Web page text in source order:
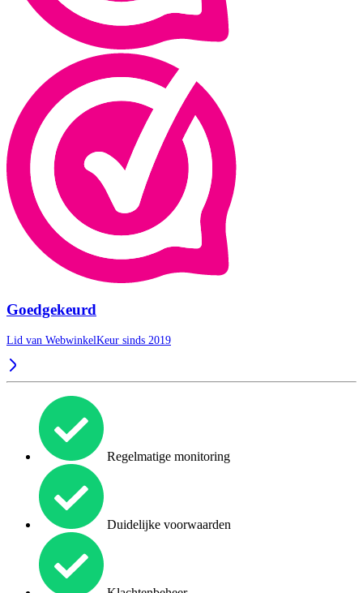
Goedgekeurd
Lid van WebwinkelKeur sinds 2019
Regelmatige monitoring
Duidelijke voorwaarden